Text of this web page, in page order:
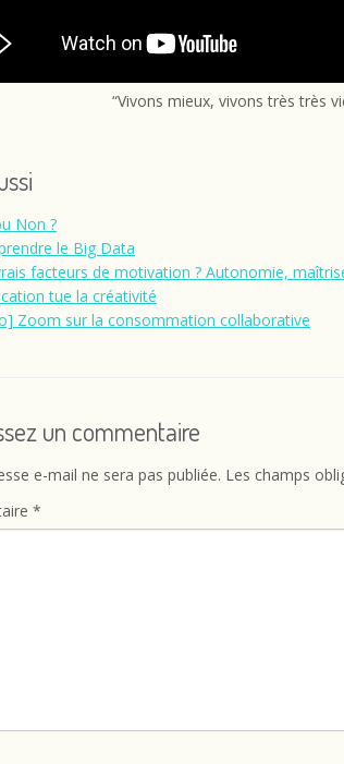
“Vivons mieux, vivons très très
Non ?
le Big Data
facteurs de motivation ? Autonomie,
tue la créativité
Zoom sur la consommation collaborative
un commentaire
e-mail ne sera pas publiée. Les champs
*